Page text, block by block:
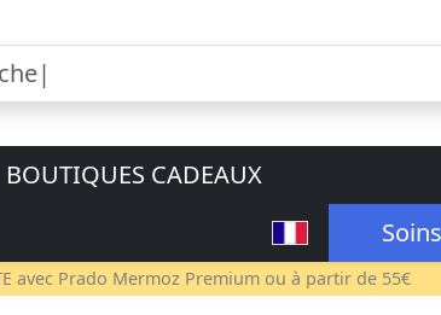
BOUTIQUES CADEAUX
avec Prado Mermoz Premium ou à partir de 55€